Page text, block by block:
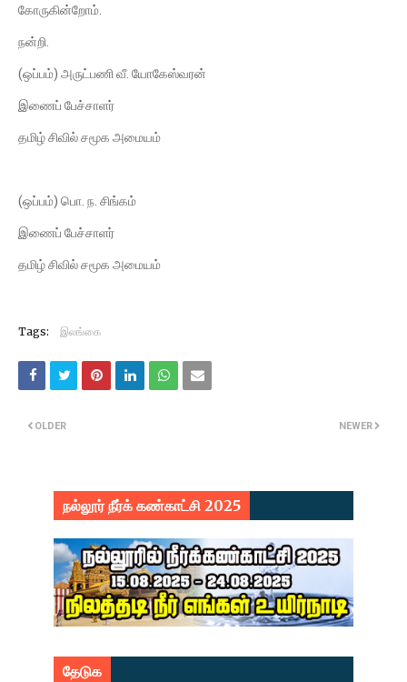
கோருகின்றோம்.
நன்றி.
(ஒப்பம்) அருட்பணி வீ. யோகேஸ்வரன்
இணைப் பேச்சாளர்
தமிழ் சிவில் சமூக அமையம்
(ஒப்பம்) பொ. ந. சிங்கம்
இணைப் பேச்சாளர்
தமிழ் சிவில் சமூக அமையம்
Tags: இலங்கை
NEWER
OLDER
நல்லூர் நீர்க் கண்காட்சி 2025
தேடுக